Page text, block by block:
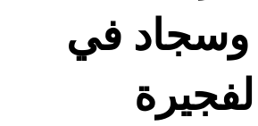
في
الفجيرة